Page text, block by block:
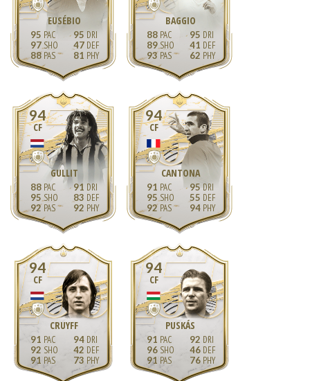
EUSÉBIO
95
97
88
95
47
81
BAGGIO
88
89
93
95
41
62
94
CF
GULLIT
88
95
92
91
83
92
94
CF
CANTONA
91
95
92
95
55
94
94
CF
CRUYFF
91
92
91
94
42
73
94
CF
PUSKÁS
91
96
91
92
46
76